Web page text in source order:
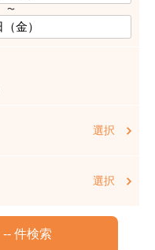
〜
選択
選択